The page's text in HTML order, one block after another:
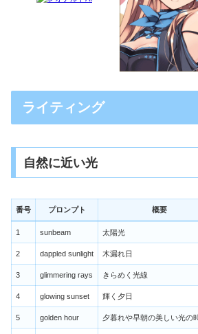
ライティング
自然に近い光
番号 プロンプト 概要
1 sunbeam 太陽光
2 dappled sunlight 木漏れ日
3 glimmering rays きらめく光線
4 glowing sunset 輝く夕日
5 golden hour 夕暮れや早朝の美しい光の